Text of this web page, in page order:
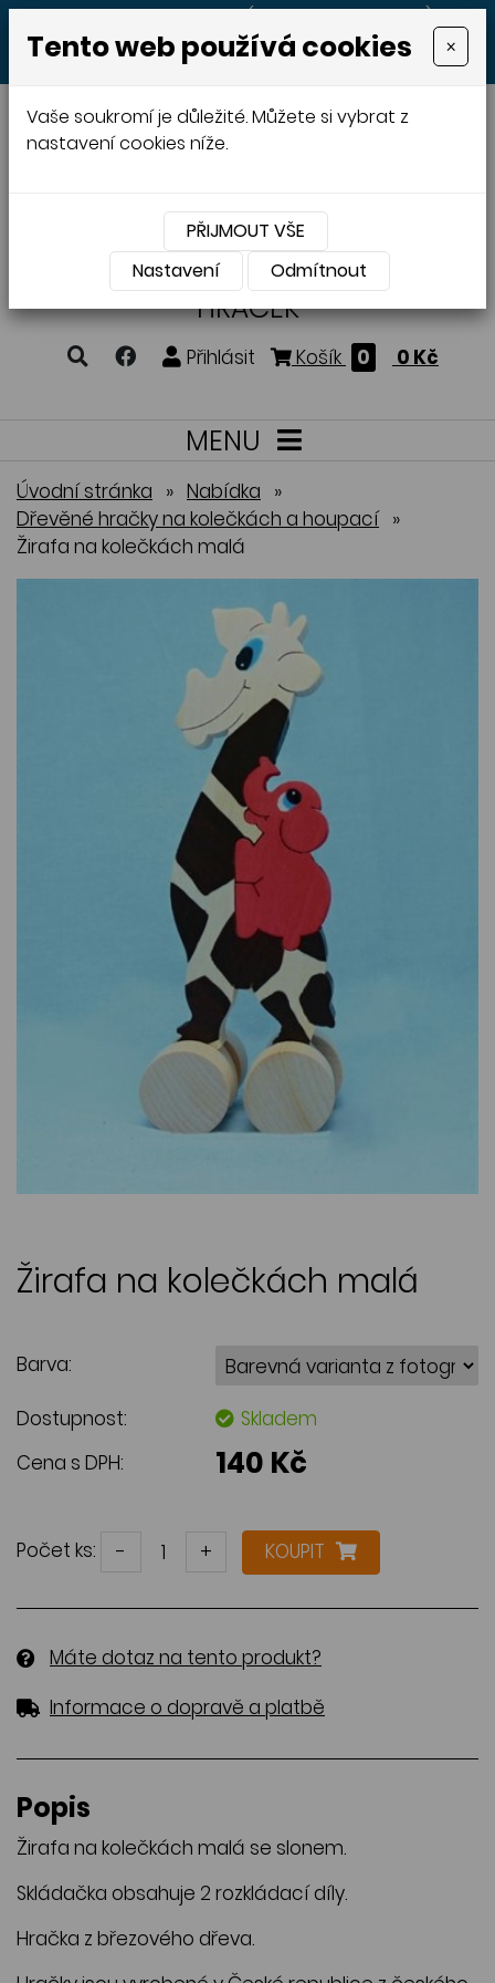
MENU
VÝROBA A PRODEJDŘEVĚNÝCH
HRAČEK
Přihlásit Košík 0 0 Kč
MENU
Úvodní stránka » Nabídka »
Dřevěné hračky na kolečkách a houpací »
Žirafa na kolečkách malá
Žirafa na kolečkách malá
Barva:
Dostupnost:
Skladem
Cena s DPH:
140 Kč
Počet ks: - + KOUPIT
Máte dotaz na tento produkt?
Informace o dopravě a platbě
Popis
Žirafa na kolečkách malá se slonem.
Skládačka obsahuje 2 rozkládací díly.
Hračka z březového dřeva.
Tento web používá cookies ×
Vaše soukromí je důležité. Můžete si vybrat z
nastavení cookies níže.
PŘIJMOUT VŠE
Nastavení
Odmítnout